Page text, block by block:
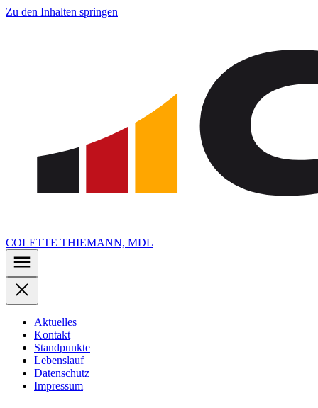
Zu den Inhalten springen
COLETTE THIEMANN, MDL
Aktuelles
Kontakt
Standpunkte
Lebenslauf
Datenschutz
Impressum